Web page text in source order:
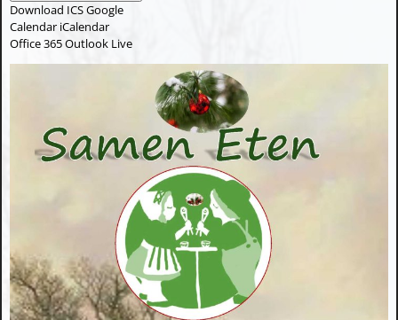
Download ICSGoogle
Calendar iCalendar
Office 365Outlook Live